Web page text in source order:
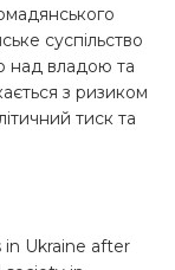
суспільство
над владою та
з ризиком
тиск та
Ukraine after